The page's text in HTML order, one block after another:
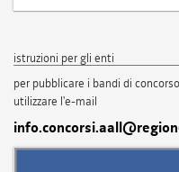
istruzioni per gli enti
per pubblicare i bandi di
utilizzare l'e-mail